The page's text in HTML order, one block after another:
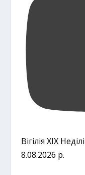
Вігілія ХІХ
8.08.2026 р.